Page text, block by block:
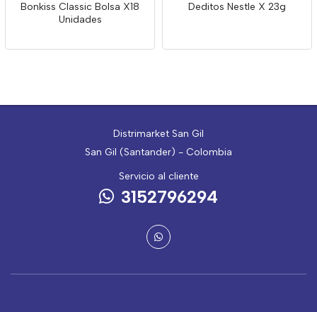
Bonkiss Classic Bolsa X18
Unidades
Deditos Nestle X 23g
Distrimarket San Gil
San Gil (Santander) - Colombia
Servicio al cliente
3152796294